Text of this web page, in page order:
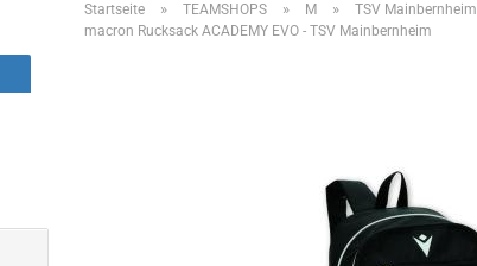
Startseite » TEAMSHOPS » M » TSV Mainbernheim
macron Rucksack ACADEMY EVO - TSV Mainbernheim